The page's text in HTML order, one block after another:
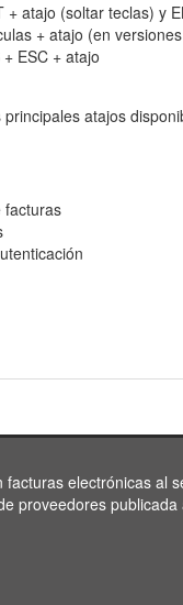
+ atajo (soltar teclas) y
+ atajo (en
ESC + atajo
atajos
facturas
electrónicas al
proveedores publicada